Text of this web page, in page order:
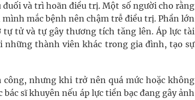
và trì hoãn điều trị. Một số người cho rằng
mắc bệnh nên chậm trễ điều trị. Phần lớn
tử và tự gây thương tích tăng lên. Áp lực tài
thành viên khác trong gia đình, tạo sự
công, nhưng khi trở nên quá mức hoặc không
sĩ khuyên nếu áp lực tiền bạc đang gây ảnh